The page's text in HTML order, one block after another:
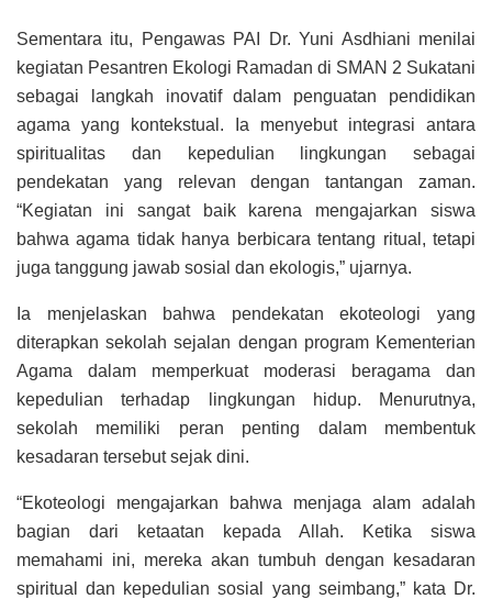
Sementara itu, Pengawas PAI Dr. Yuni Asdhiani menilai
kegiatan Pesantren Ekologi Ramadan di SMAN 2 Sukatani
sebagai langkah inovatif dalam penguatan pendidikan
agama yang kontekstual. Ia menyebut integrasi antara
spiritualitas dan kepedulian lingkungan sebagai
pendekatan yang relevan dengan tantangan zaman.
“Kegiatan ini sangat baik karena mengajarkan siswa
bahwa agama tidak hanya berbicara tentang ritual, tetapi
juga tanggung jawab sosial dan ekologis,” ujarnya.
Ia menjelaskan bahwa pendekatan ekoteologi yang
diterapkan sekolah sejalan dengan program Kementerian
Agama dalam memperkuat moderasi beragama dan
kepedulian terhadap lingkungan hidup. Menurutnya,
sekolah memiliki peran penting dalam membentuk
kesadaran tersebut sejak dini.
“Ekoteologi mengajarkan bahwa menjaga alam adalah
bagian dari ketaatan kepada Allah. Ketika siswa
memahami ini, mereka akan tumbuh dengan kesadaran
spiritual dan kepedulian sosial yang seimbang,” kata Dr.